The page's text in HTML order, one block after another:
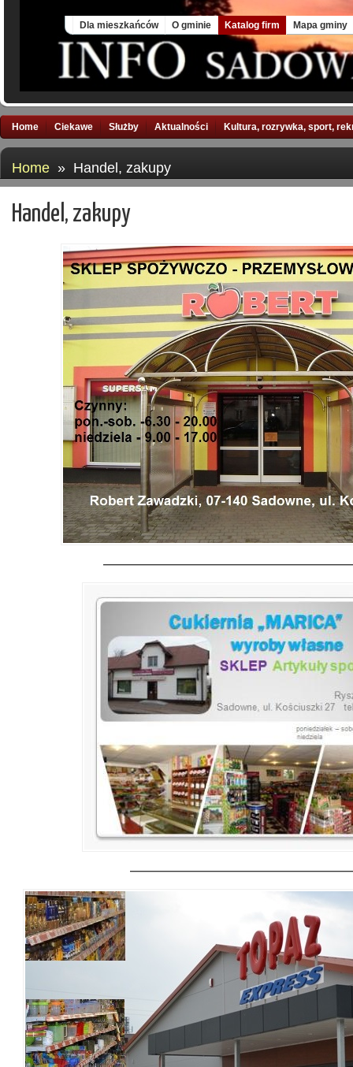
Dla mieszkańców O gminie Katalog firm Mapa gminy
Home Ciekawe Służby Aktualności Kultura, rozrywka, sport,
Home » Handel, zakupy
Handel, zakupy